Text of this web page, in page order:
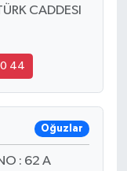
CADDESI
44
Oğuzlar
: 62 A